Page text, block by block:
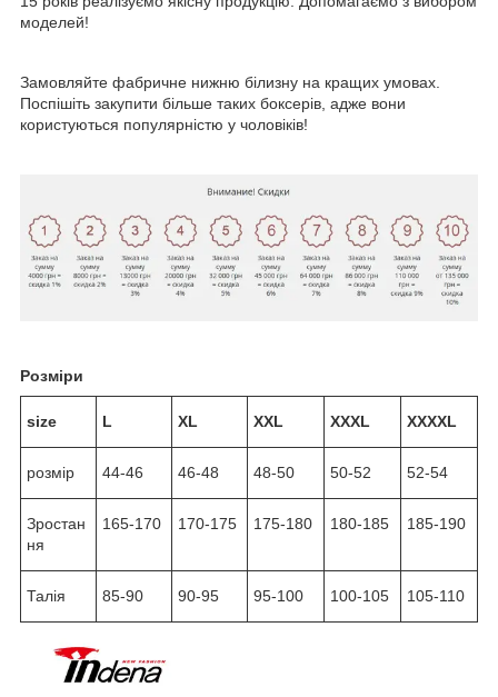
моделей!
Замовляйте фабричне нижню білизну на кращих умовах.
Поспішіть закупити більше таких боксерів, адже вони
користуються популярністю у чоловіків!
Розміри
size L XL XXL XXXL XXXXL
розмір 44-46 46-48 48-50 50-52 52-54
Зростан
ня
165-170 170-175 175-180 180-185 185-190
Талія 85-90 90-95 95-100 100-105 105-110